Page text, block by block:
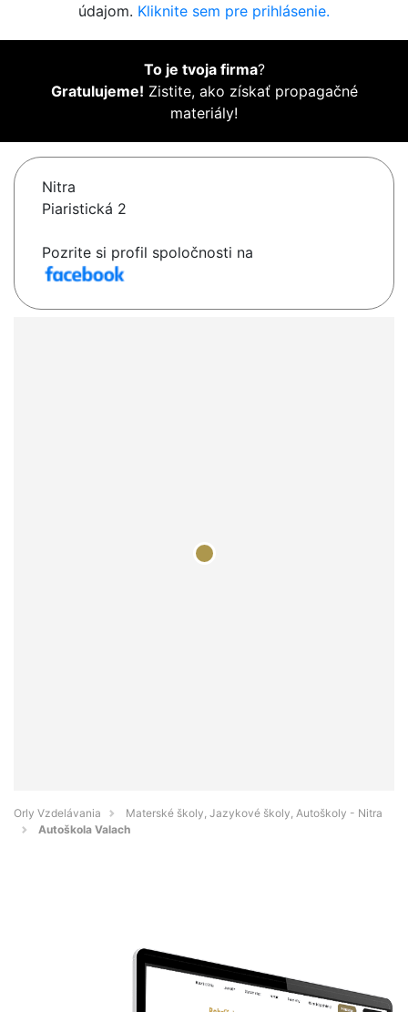
údajom. Kliknite sem pre prihlásenie.
To je tvoja firma?
Gratulujeme! Zistite, ako získať propagačné
materiály!
Nitra
Piaristická 2
Pozrite si profil spoločnosti na
Orly Vzdelávania
Materské školy, Jazykové školy, Autoškoly - Nitra
Autoškola Valach